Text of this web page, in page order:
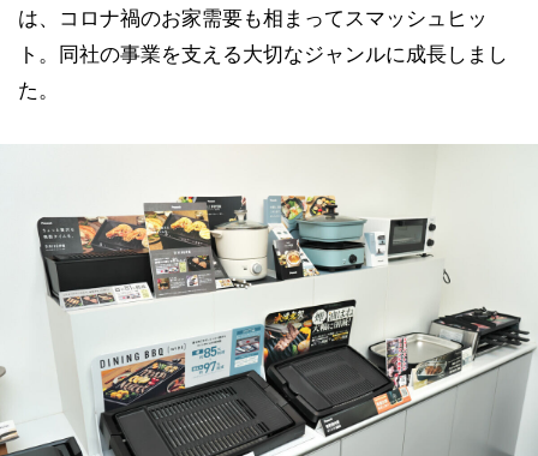
は、コロナ禍のお家需要も相まってスマッシュヒッ
ト。同社の事業を支える大切なジャンルに成長しまし
た。